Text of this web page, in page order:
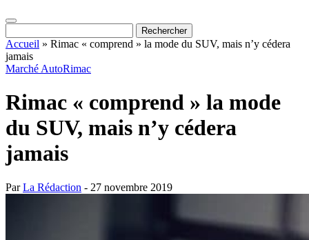
Accueil » Rimac « comprend » la mode du SUV, mais n’y cédera
jamais
Marché AutoRimac
Rimac « comprend » la mode
du SUV, mais n’y cédera
jamais
ParLa Rédaction - 27 novembre 2019